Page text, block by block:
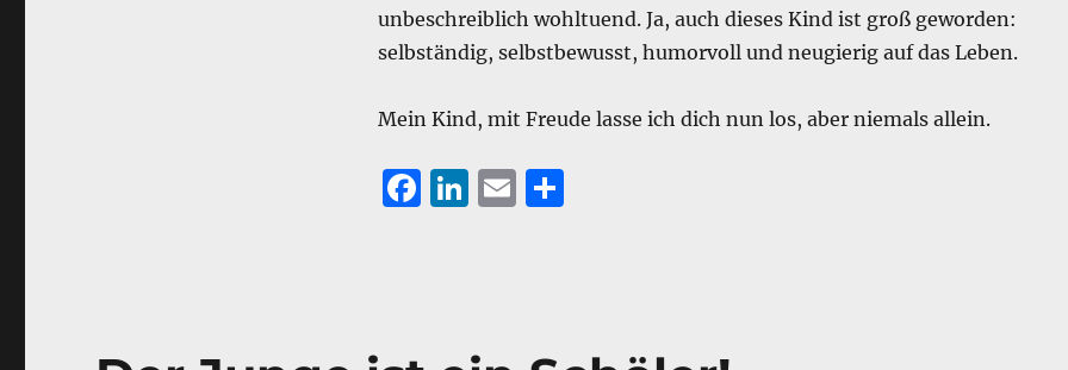
unbeschreiblich wohltuend. Ja, auch dieses Kind ist groß geworden:
selbständig, selbstbewusst, humorvoll und neugierig auf das Leben.
Mein Kind, mit Freude lasse ich dich nun los, aber niemals allein.
F Li E T